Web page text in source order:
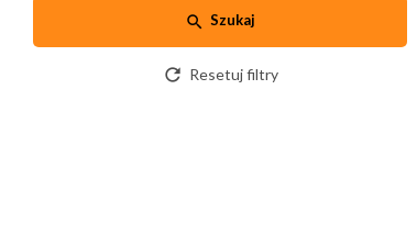
Szukaj
Resetuj filtry